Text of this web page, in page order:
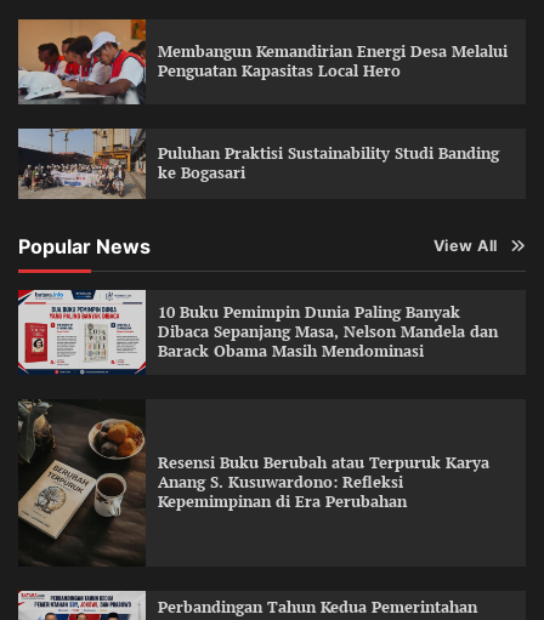
Membangun Kemandirian Energi Desa Melalui
Penguatan Kapasitas Local Hero
Puluhan Praktisi Sustainability Studi Banding
ke Bogasari
Popular News View All
10 Buku Pemimpin Dunia Paling Banyak
Dibaca Sepanjang Masa, Nelson Mandela dan
Barack Obama Masih Mendominasi
Resensi Buku Berubah atau Terpuruk Karya
Anang S. Kusuwardono: Refleksi
Kepemimpinan di Era Perubahan
Perbandingan Tahun Kedua Pemerintahan